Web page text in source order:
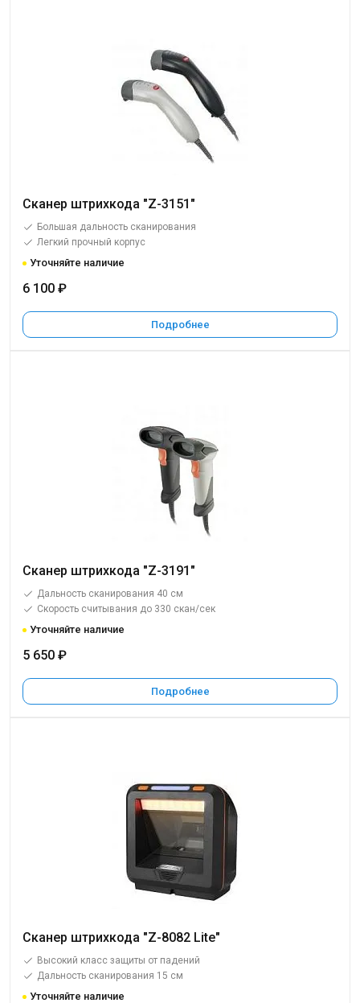
Сканер штрихкода "Z-3151"
Большая дальность сканирования
Легкий прочный корпус
Уточняйте наличие
6 100 ₽
Подробнее
Сканер штрихкода "Z-3191"
Дальность сканирования 40 см
Скорость считывания до 330 скан/сек
Уточняйте наличие
5 650 ₽
Подробнее
Сканер штрихкода "Z-8082 Lite"
Высокий класс защиты от падений
Дальность сканирования 15 см
Уточняйте наличие